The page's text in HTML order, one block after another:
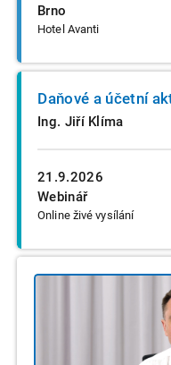
Brno
Hotel Avanti
21.9.2026
Webinář
Online živé vysílání
Daňové a účetní
Ing. Jiří Klíma